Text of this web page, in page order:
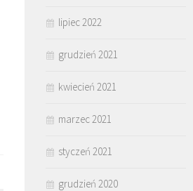
lipiec 2022
grudzień 2021
kwiecień 2021
marzec 2021
styczeń 2021
grudzień 2020